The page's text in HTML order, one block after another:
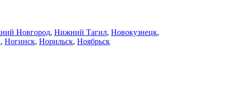
Новгород, Нижний Тагил, Новокузнецк,
, Ногинск, Норильск, Ноябрьск